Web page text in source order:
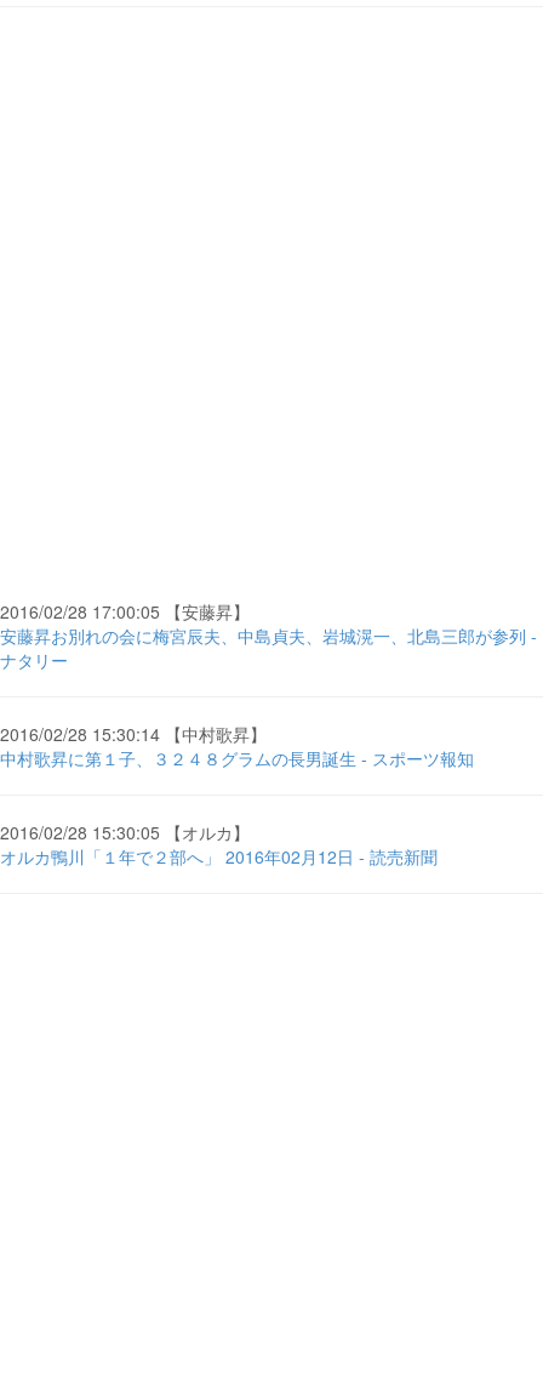
2016/02/28 17:00:05 【安藤昇】
安藤昇お別れの会に梅宮辰夫、中島貞夫、岩城滉一、北島三郎が参列 -
ナタリー
2016/02/28 15:30:14 【中村歌昇】
中村歌昇に第１子、３２４８グラムの長男誕生 - スポーツ報知
2016/02/28 15:30:05 【オルカ】
オルカ鴨川「１年で２部へ」 2016年02月12日 - 読売新聞